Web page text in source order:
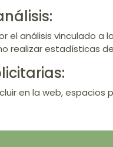
el análisis vinculado a
realizar estadísticas
en la web, espacios